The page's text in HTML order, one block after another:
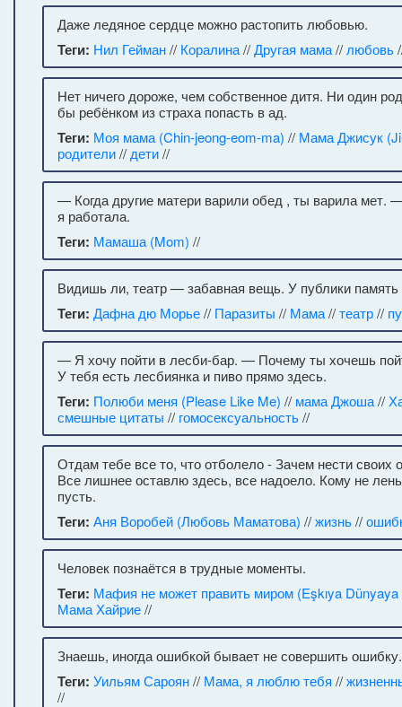
Даже ледяное сердце можно растопить любовью.
Теги: Нил Гейман// Коралина//Другая мама// любовь
Нет ничего дороже, чем собственное дитя. Ни один
бы ребёнком из страха попасть в ад.
Теги: Моя мама (Chin-jeong-eom-ma) // Мама Джисук
родители// дети//
— Когда другие матери варили обед , ты варила мет.
я работала.
Теги: Мамаша (Mom) //
Видишь ли, театр — забавная вещь. У публики память
Теги: Дафна дю Морье// Паразиты // Мама//театр//
— Я хочу пойти в лесби-бар. — Почему ты хочешь
У тебя есть лесбиянка и пиво прямо здесь.
Теги: Полюби меня (Please Like Me) // мама Джоша//
смешные цитаты // гомосексуальность//
Отдам тебе все то, что отболело - Зачем нести своих
Все лишнее оставлю здесь, все надоело. Кому не
пусть.
Теги: Аня Воробей (Любовь Маматова) //жизнь//
Человек познаётся в трудные моменты.
Теги: Мафия не может править миром (Eşkıya
Мама Хайрие//
Знаешь, иногда ошибкой бывает не совершить ошибку.
Теги: Уильям Сароян// Мама, я люблю тебя //
//